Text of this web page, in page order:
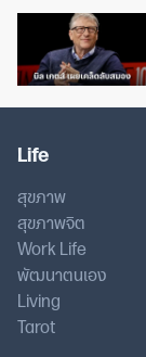
Life
สุขภาพ
สุขภาพจิต
Work Life
พัฒนาตนเอง
Living
Tarot